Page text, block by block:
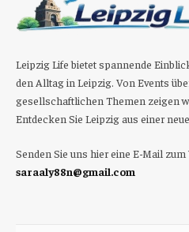
Leipzig Life bietet spannende
den Alltag in Leipzig. Von Events
gesellschaftlichen Themen zeigen
Entdecken Sie Leipzig aus einer
Senden Sie uns hier eine E-Mail
saraaly88n@gmail.com